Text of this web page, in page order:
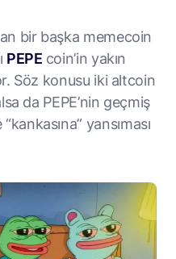
bir başka memecoin
PEPE coin’in yakın
Söz konusu iki altcoin
da PEPE’nin geçmiş
yansıması